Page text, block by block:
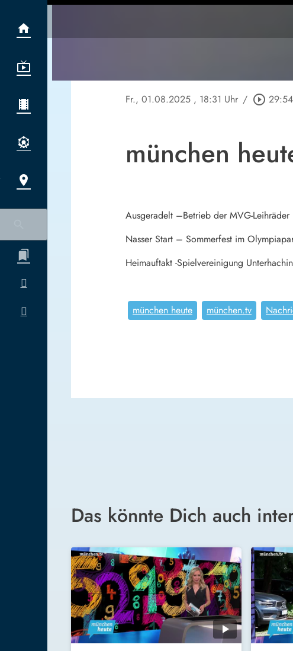
Fr., 01.08.2025 , 18:31 Uhr / play_circle_outline 29:54
münchen
Ausgeradelt –Betrieb der MVG-
Nasser Start – Sommerfest im
Heimauftakt -Spielvereinigung
münchen heute münchen.tv
Das könnte Dich auch